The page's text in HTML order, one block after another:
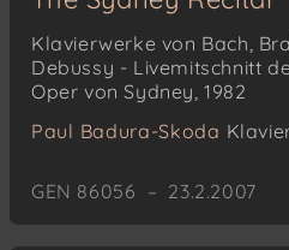
Klavierwerke von Bach,
Debussy - Livemitschnitt
Oper von Sydney, 1982
Paul Badura-Skoda
GEN 86056 – 23.2.2007